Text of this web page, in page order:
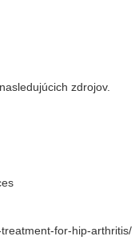
zdrojov.
for-hip-arthritis/